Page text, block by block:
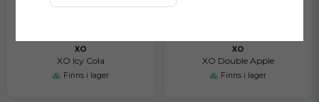
XO
XO Icy Cola
Finns i lager
XO
XO Double Apple
Finns i lager